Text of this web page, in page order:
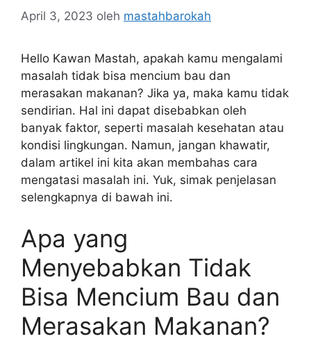
April 3, 2023 oleh mastahbarokah
Hello Kawan Mastah, apakah kamu mengalami
masalah tidak bisa mencium bau dan
merasakan makanan? Jika ya, maka kamu tidak
sendirian. Hal ini dapat disebabkan oleh
banyak faktor, seperti masalah kesehatan atau
kondisi lingkungan. Namun, jangan khawatir,
dalam artikel ini kita akan membahas cara
mengatasi masalah ini. Yuk, simak penjelasan
selengkapnya di bawah ini.
Apa yang
Menyebabkan Tidak
Bisa Mencium Bau dan
Merasakan Makanan?